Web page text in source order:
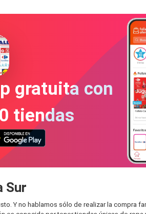
gratuita con
tiendas
Sur
Y no hablamos sólo de realizar la